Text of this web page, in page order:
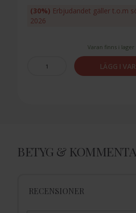
(30%) Erbjudandet gäller t.o.m
2026
Varan finns i lager
LÄGG I
BETYG &
RECENSIONER